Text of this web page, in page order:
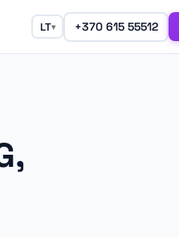
LT▾ +370 615 55512